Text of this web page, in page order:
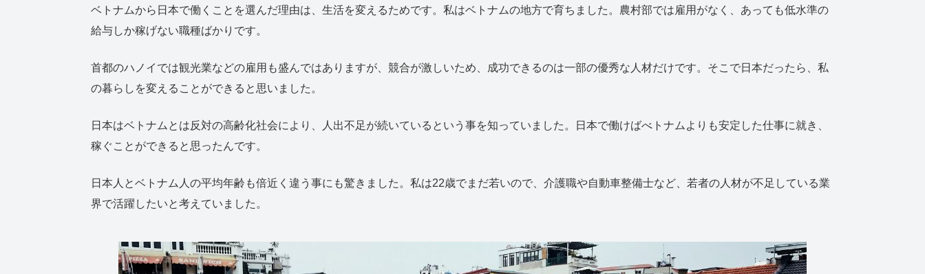
ベトナムから日本で働くことを選んだ理由は、生活を変えるためです。私はベトナムの地方で育ちました。農村部では雇用がなく、あっても低水準の
給与しか稼げない職種ばかりです。
首都のハノイでは観光業などの雇用も盛んではありますが、競合が激しいため、成功できるのは一部の優秀な人材だけです。そこで日本だったら、私
の暮らしを変えることができると思いました。
日本はベトナムとは反対の高齢化社会により、人出不足が続いているという事を知っていました。日本で働けばべトナムよりも安定した仕事に就き、
稼ぐことができると思ったんです。
日本人とベトナム人の平均年齢も倍近く違う事にも驚きました。私は22歳でまだ若いので、介護職や自動車整備士など、若者の人材が不足している業
界で活躍したいと考えていました。